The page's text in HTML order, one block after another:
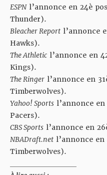
ESPNl’annonce en 24è
Thunder).
Bleacher Report l’annonce
Hawks).
The Athletic l’annonce en
Kings).
The Ringer l’annonce en
Timberwolves).
Yahoo! Sports l’annonce
Pacers).
CBS Sports l’annonce en
NBADraft.net l’annonce
Timberwolves).